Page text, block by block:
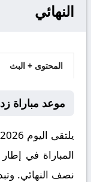
النهائي
المحتوى + البث
موعد مباراة
المباراة في